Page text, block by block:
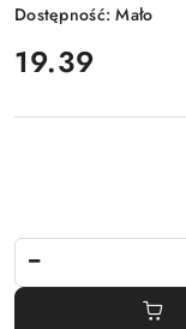
Dostępność:Mało
cena:
19.39